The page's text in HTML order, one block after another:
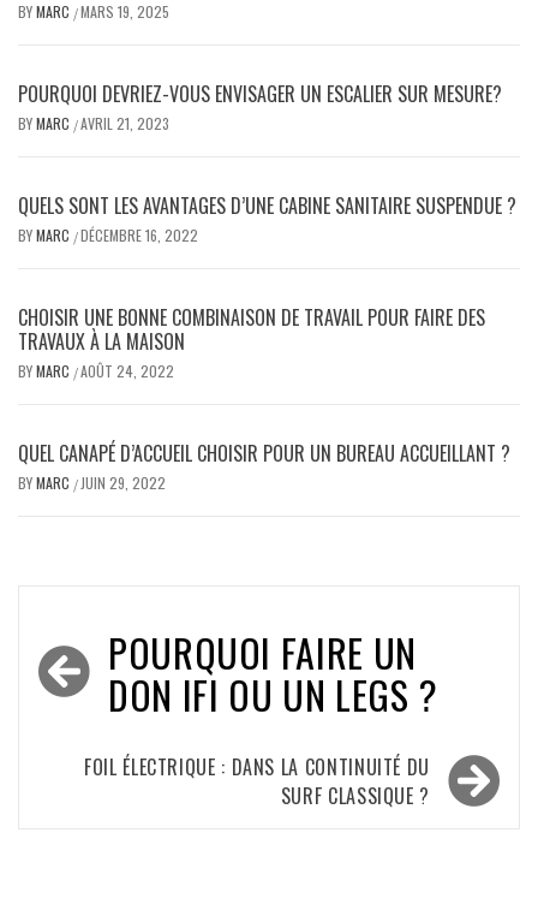
BYMARC /MARS 19, 2025
POURQUOI DEVRIEZ-VOUS ENVISAGER UN ESCALIER SUR MESURE?
BYMARC /AVRIL 21, 2023
QUELS SONT LES AVANTAGES D’UNE CABINE SANITAIRE SUSPENDUE ?
BYMARC /DÉCEMBRE 16, 2022
CHOISIR UNE BONNE COMBINAISON DE TRAVAIL POUR FAIRE DES
TRAVAUX À LA MAISON
BYMARC /AOÛT 24, 2022
QUEL CANAPÉ D’ACCUEIL CHOISIR POUR UN BUREAU ACCUEILLANT ?
BYMARC / JUIN 29, 2022
de
l’article
POURQUOI FAIRE UN
DON IFI OU UN LEGS ?
FOIL ÉLECTRIQUE : DANS LA CONTINUITÉ DU
SURF CLASSIQUE ?